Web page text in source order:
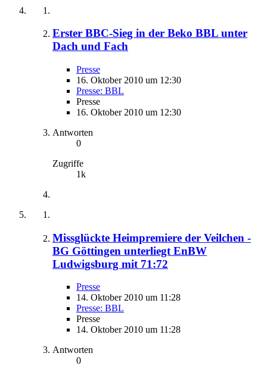
Erster BBC-Sieg in der Beko BBL unter
Dach und Fach
Presse
16. Oktober 2010 um 12:30
Presse: BBL
Presse
16. Oktober 2010 um 12:30
Antworten
0
Zugriffe
1k
Missglückte Heimpremiere der Veilchen -
BG Göttingen unterliegt EnBW
Ludwigsburg mit 71:72
Presse
14. Oktober 2010 um 11:28
Presse: BBL
Presse
14. Oktober 2010 um 11:28
Antworten
0